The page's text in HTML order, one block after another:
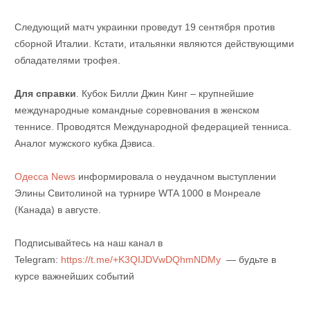
Следующий матч украинки проведут 19 сентября против
сборной Италии. Кстати, итальянки являются действующими
обладателями трофея.
Для справки . Кубок Билли Джин Кинг – крупнейшие
международные командные соревнования в женском
теннисе. Проводятся Международной федерацией тенниса.
Аналог мужского кубка Дэвиса.
Одесса Newsинформировала о неудачном выступлении
Элины Свитолиной на турнире WTA 1000 в Монреале
(Канада) в августе.
Подписывайтесь на наш канал в
Telegram: https://t.me/+K3QIJDVwDQhmNDMy— будьте в
курсе важнейших событий